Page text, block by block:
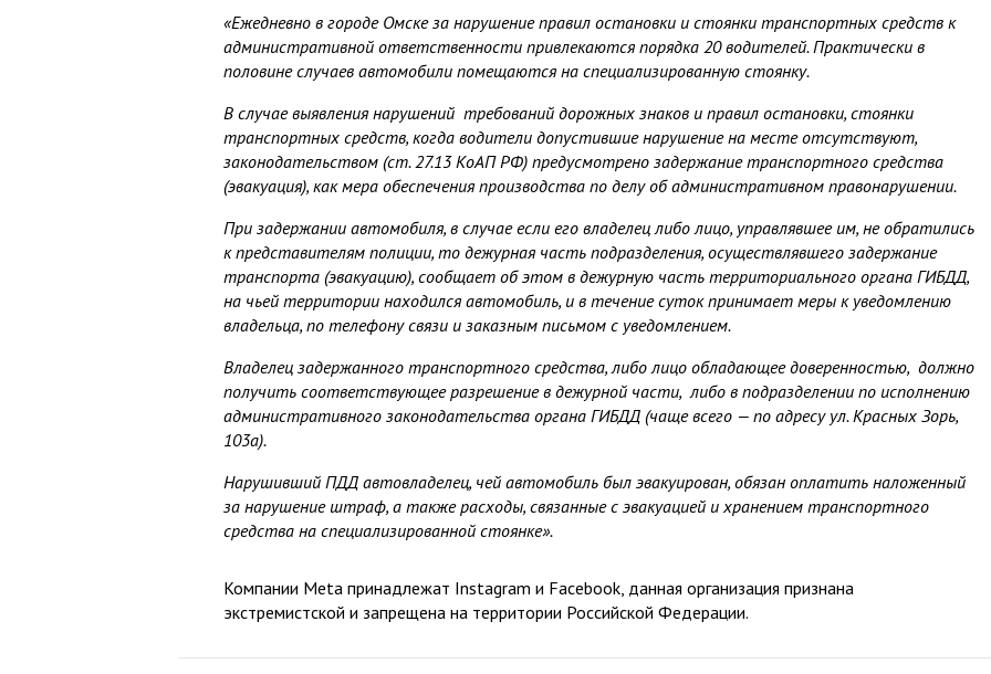
«Ежедневно в городе Омске за нарушение правил остановки и стоянки транспортных средств к
административной ответственности привлекаются порядка 20 водителей. Практически в
половине случаев автомобили помещаются на специализированную стоянку.
В случае выявления нарушений требований дорожных знаков и правил остановки, стоянки
транспортных средств, когда водители допустившие нарушение на месте отсутствуют,
законодательством (ст. 27.13 КоАП РФ) предусмотрено задержание транспортного средства
(эвакуация), как мера обеспечения производства по делу об административном правонарушении.
При задержании автомобиля, в случае если его владелец либо лицо, управлявшее им, не обратились
к представителям полиции, то дежурная часть подразделения, осуществлявшего задержание
транспорта (эвакуацию), сообщает об этом в дежурную часть территориального органа ГИБДД,
на чьей территории находился автомобиль, и в течение суток принимает меры к уведомлению
владельца, по телефону связи и заказным письмом с уведомлением.
Владелец задержанного транспортного средства, либо лицо обладающее доверенностью, должно
получить соответствующее разрешение в дежурной части, либо в подразделении по исполнению
административного законодательства органа ГИБДД (чаще всего — по адресу ул. Красных Зорь,
103а).
Нарушивший ПДД автовладелец, чей автомобиль был эвакуирован, обязан оплатить наложенный
за нарушение штраф, а также расходы, связанные с эвакуацией и хранением транспортного
средства на специализированной стоянке».
Компании Meta принадлежат Instagram и Facebook, данная организация признана
экстремистской и запрещена на территории Российской Федерации.